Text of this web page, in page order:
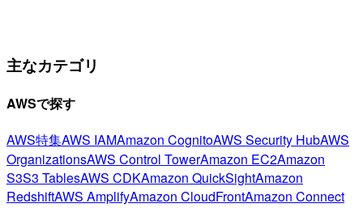
主なカテゴリ
AWSで探す
AWS特集AWS IAMAmazon CognitoAWS Security HubAWS
OrganizationsAWS Control TowerAmazon EC2Amazon
S3S3 TablesAWS CDKAmazon QuickSightAmazon
RedshiftAWS AmplifyAmazon CloudFrontAmazon Connect